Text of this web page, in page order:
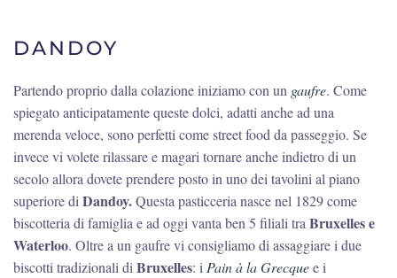
DANDOY
Partendo proprio dalla colazione iniziamo con un gaufre. Come
spiegato anticipatamente queste dolci, adatti anche ad una
merenda veloce, sono perfetti come street food da passeggio. Se
invece vi volete rilassare e magari tornare anche indietro di un
secolo allora dovete prendere posto in uno dei tavolini al piano
superiore di Dandoy.Questa pasticceria nasce nel 1829 come
biscotteria di famiglia e ad oggi vanta ben 5 filiali tra Bruxelles e
Waterloo. Oltre a un gaufre vi consigliamo di assaggiare i due
biscotti tradizionali di Bruxelles: i Pain à la Grecquee i